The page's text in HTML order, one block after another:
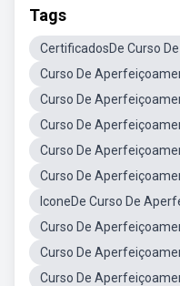
Tags
CertificadosDe Curso
Curso De
Curso De
Curso De
Curso De
Curso De
IconeDe Curso De
Curso De
Curso De
Curso De